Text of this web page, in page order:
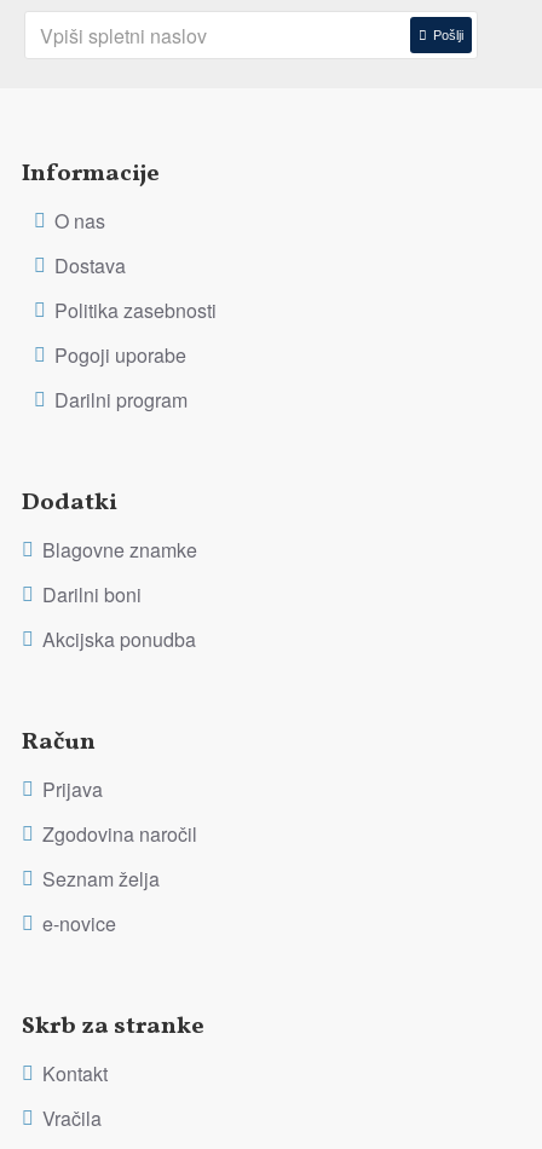
Pošlji
Informacije
O nas
Dostava
Politika zasebnosti
Pogoji uporabe
Darilni program
Dodatki
Blagovne znamke
Darilni boni
Akcijska ponudba
Račun
Prijava
Zgodovina naročil
Seznam želja
e-novice
Skrb za stranke
Kontakt
Vračila